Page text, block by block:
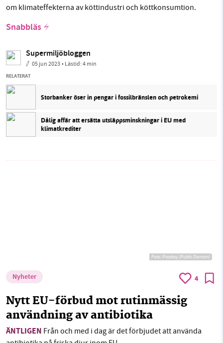
om klimateffekterna av köttindustri och köttkonsumtion.
Snabbläs
Supermiljöbloggen
05 jun 2023• Lästid:4 min
RELATERAT
Storbanker öser in pengar i fossilbränslen och petrokemi
Dålig affär att ersätta utsläppsminskningar i EU med
klimatkrediter
Foto: Pixabay (Public Domain)
Nyheter 4
Nytt EU-förbud mot rutinmässig
användning av antibiotika
ÄNTLIGEN Från och med i dag är det förbjudet att använda